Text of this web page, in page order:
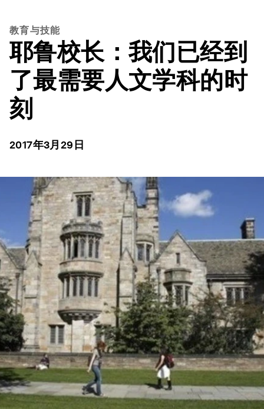
教育与技能
耶鲁校长：我们已经到
了最需要人文学科的时
刻
2017年3月29日